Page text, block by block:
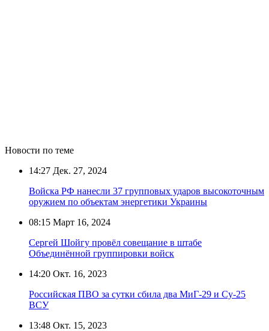
Новости по теме
14:27 Дек. 27, 2024
Войска РФ нанесли 37 групповых ударов высокоточным
оружием по объектам энергетики Украины
08:15 Март 16, 2024
Сергей Шойгу провёл совещание в штабе
Объединённой группировки войск
14:20 Окт. 16, 2023
Российская ПВО за сутки сбила два МиГ-29 и Су-25
ВСУ
13:48 Окт. 15, 2023